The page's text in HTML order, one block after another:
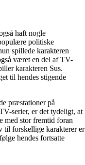
haft nogle
politiske
spillede karakteren
været en del af TV-
karakteren Sus.
til hendes stigende
præstationer på
serier, er det tydeligt, at
med stor fremtid foran
til forskellige karakterer er
hendes fortsatte